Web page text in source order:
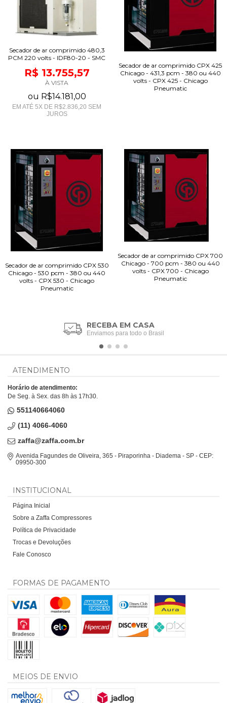
Secador de ar comprimido 480,3
PCM 220 volts - IDF80-20 - SMC
R$ 13.755,57
À VISTA
ou R$14.181,00
EM ATÉ 5X DE R$2.836,20 SEM
JUROS
Secador de ar comprimido CPX 425
Chicago - 431,3 pcm - 380 ou 440
volts - CPX 425 - Chicago
Pneumatic
Secador de ar comprimido CPX 530
Chicago - 530 pcm - 380 ou 440
volts - CPX 530 - Chicago
Pneumatic
Secador de ar comprimido CPX 700
Chicago - 700 pcm - 380 ou 440
volts - CPX 700 - Chicago
Pneumatic
RECEBA EM CASA
Enviamos para todo o Brasil
ATENDIMENTO
Horário de atendimento:
De Seg. à Sex. das 8h às 17h30.
551140664060
(11) 4066-4060
zaffa@zaffa.com.br
Avenida Fagundes de Oliveira, 365 - Piraporinha - Diadema - SP - CEP:
09950-300
INSTITUCIONAL
Página Inicial
Sobre a Zaffa Compressores
Política de Privacidade
Trocas e Devoluções
Fale Conosco
FORMAS DE PAGAMENTO
MEIOS DE ENVIO